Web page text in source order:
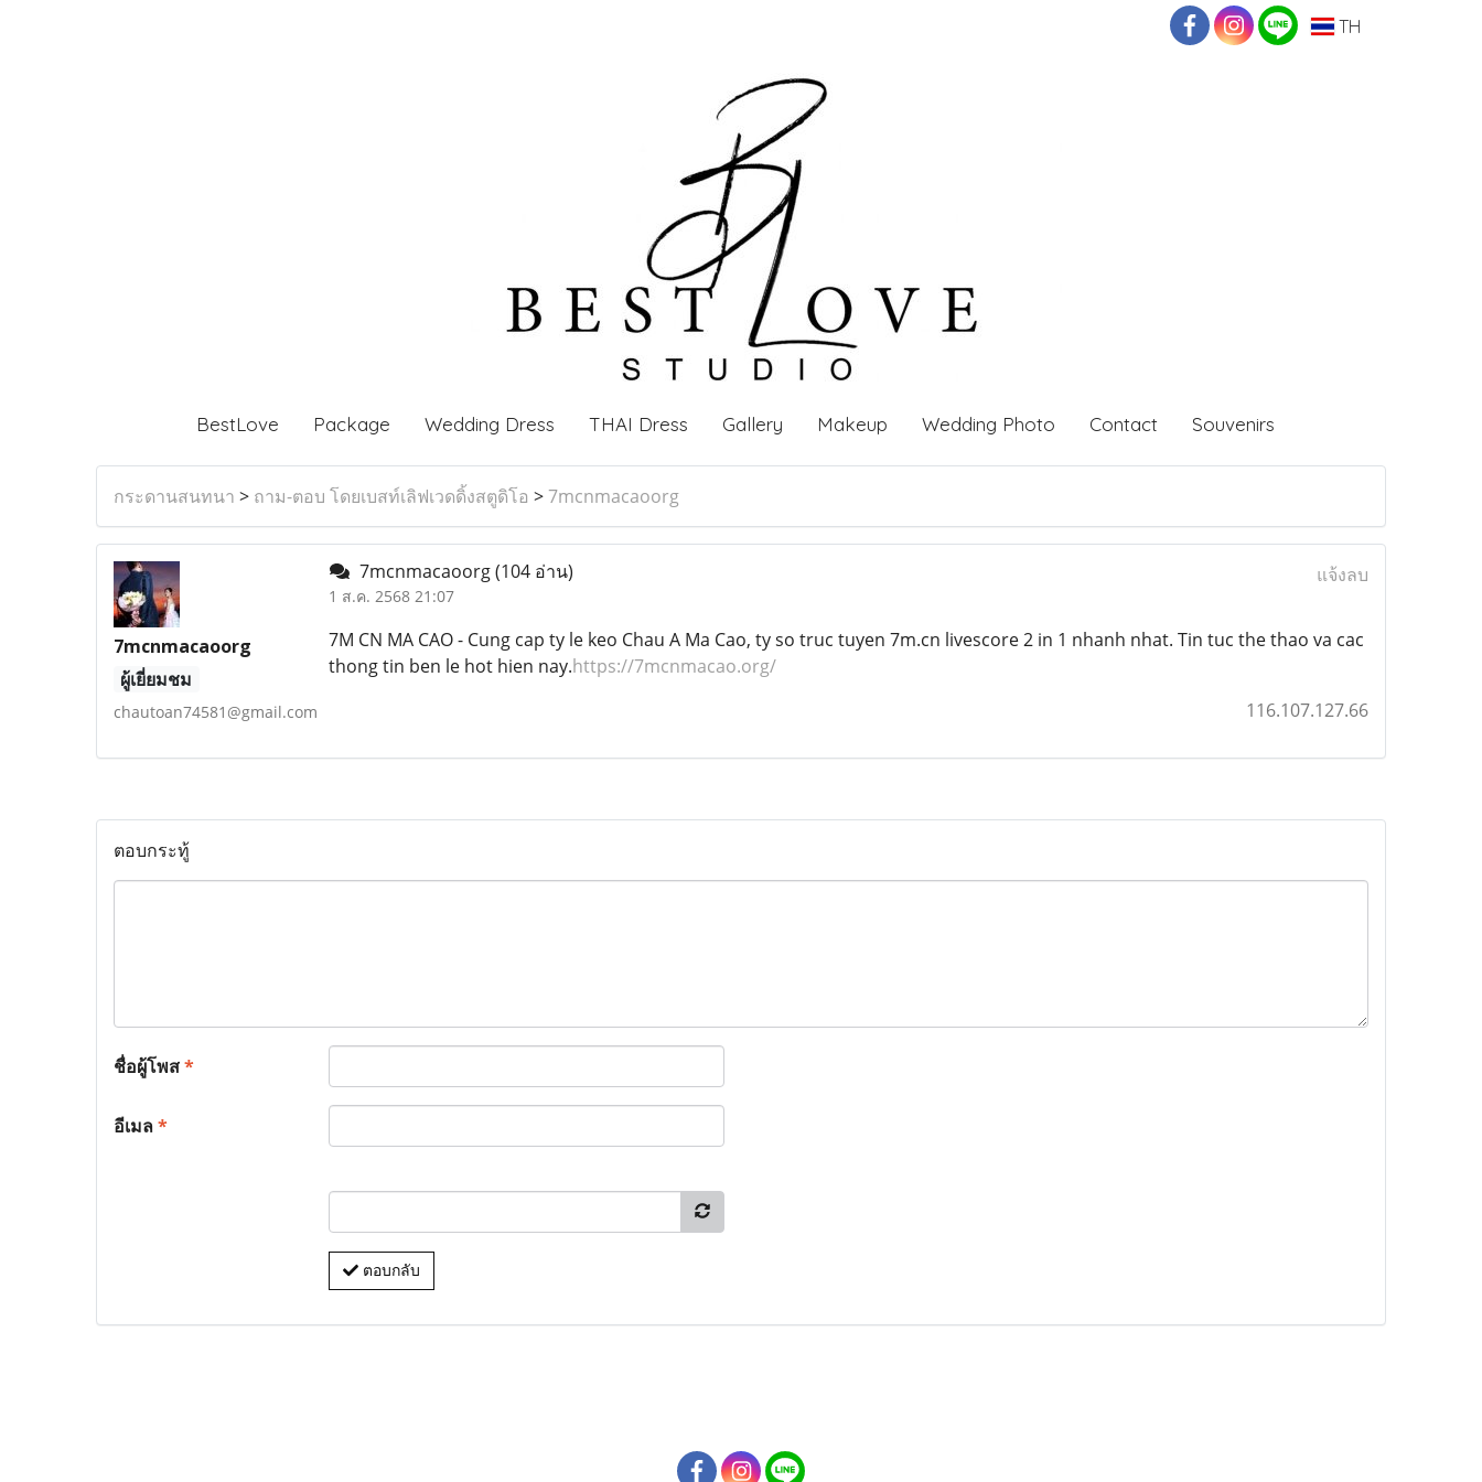
TH
BestLove Package Wedding Dress THAI Dress Gallery Makeup Wedding Photo Contact Souvenirs
กระดานสนทนา > ถาม-ตอบ โดยเบสท์เลิฟเวดดิ้งสตูดิโอ >7mcnmacaoorg
7mcnmacaoorg
ผู้เยี่ยมชม
chautoan74581@gmail.com
7mcnmacaoorg(104 อ่าน)
1 ส.ค. 2568 21:07
แจ้งลบ
7M CN MA CAO - Cung cap ty le keo Chau A Ma Cao, ty so truc tuyen 7m.cn livescore 2 in 1 nhanh nhat. Tin tuc the thao va cac
thong tin ben le hot hien nay.https://7mcnmacao.org/
116.107.127.66
ตอบกระทู้
ชื่อผู้โพส*
อีเมล*
ตอบกลับ